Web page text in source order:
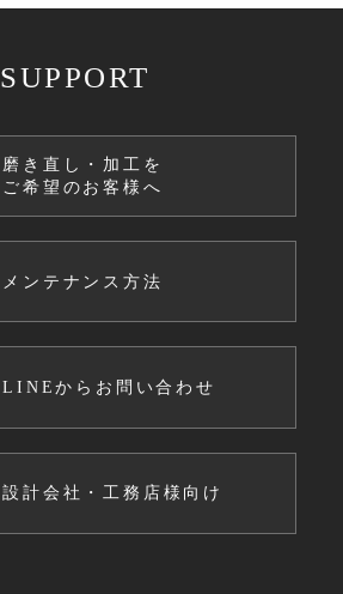
SUPPORT
磨き直し・加工を
ご希望のお客様へ
メンテナンス方法
LINEからお問い合わせ
設計会社・工務店様向け